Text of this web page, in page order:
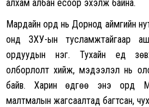
алхам албан ёсоор эхэлж байна.
Мардайн орд нь Дорнод аймгийн
онд ЗХУ-ын тусламжтайгаар
ордуудын нэг. Тухайн үед
олборлолт хийж, мэдээлэл нь
байв. Харин өдгөө энэ орд
малтмалын жагсаалтад багтсан,